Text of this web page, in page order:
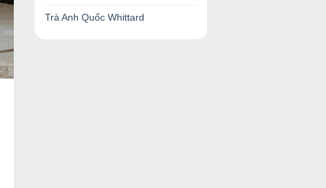
Trà Anh Quốc Whittard